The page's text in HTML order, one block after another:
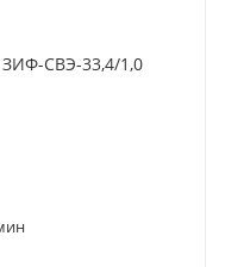
СВЭ-33,4/1,0